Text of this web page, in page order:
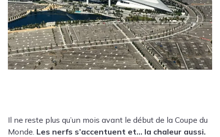
Il ne reste plus qu’un mois avant le début de la Coupe du
Monde. Les nerfs s’accentuent et… la chaleur aussi.